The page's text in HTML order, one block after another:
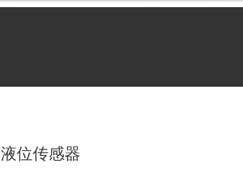
液位传感器